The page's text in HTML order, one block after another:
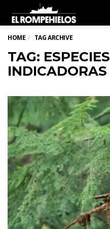
HOME TAG ARCHIVE
TAG: ESPECIES
INDICADORAS